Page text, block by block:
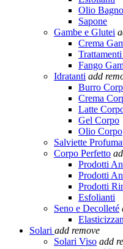
Olio
Sapone
Gambe e Glutei
Crema
Fango
Idratanti add
Burro
Crema
Latte
Gel Corpo
Olio Corpo
Salviette
Corpo Perfetto
Prodotti
Prodotti
Prodotti
Esfolianti
Seno e Decolleté
Solari add remove
Solari Viso add